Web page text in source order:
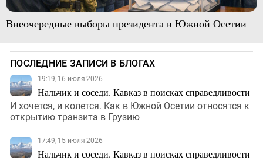
Внеочередные выборы президента в Южной Осетии
ПОСЛЕДНИЕ ЗАПИСИ В БЛОГАХ
19:19, 16 июля 2026
Нальчик и соседи. Кавказ в поисках справедливости
И хочется, и колется. Как в Южной Осетии относятся к
открытию транзита в Грузию
17:49, 15 июля 2026
Нальчик и соседи. Кавказ в поисках справедливости